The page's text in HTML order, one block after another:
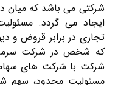
شرکتی می باشد که میان
ایجاد می گردد.
تجاری در برابر قروض و
که شخص در شرکت
شرکت با شرکت های
مسئولیت محدود، سهم